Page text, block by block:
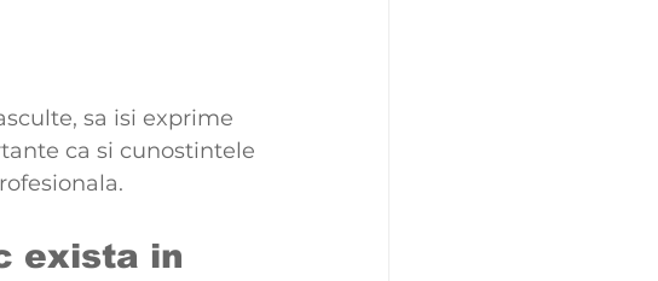
sa isi exprime
ca si cunostintele
exista in